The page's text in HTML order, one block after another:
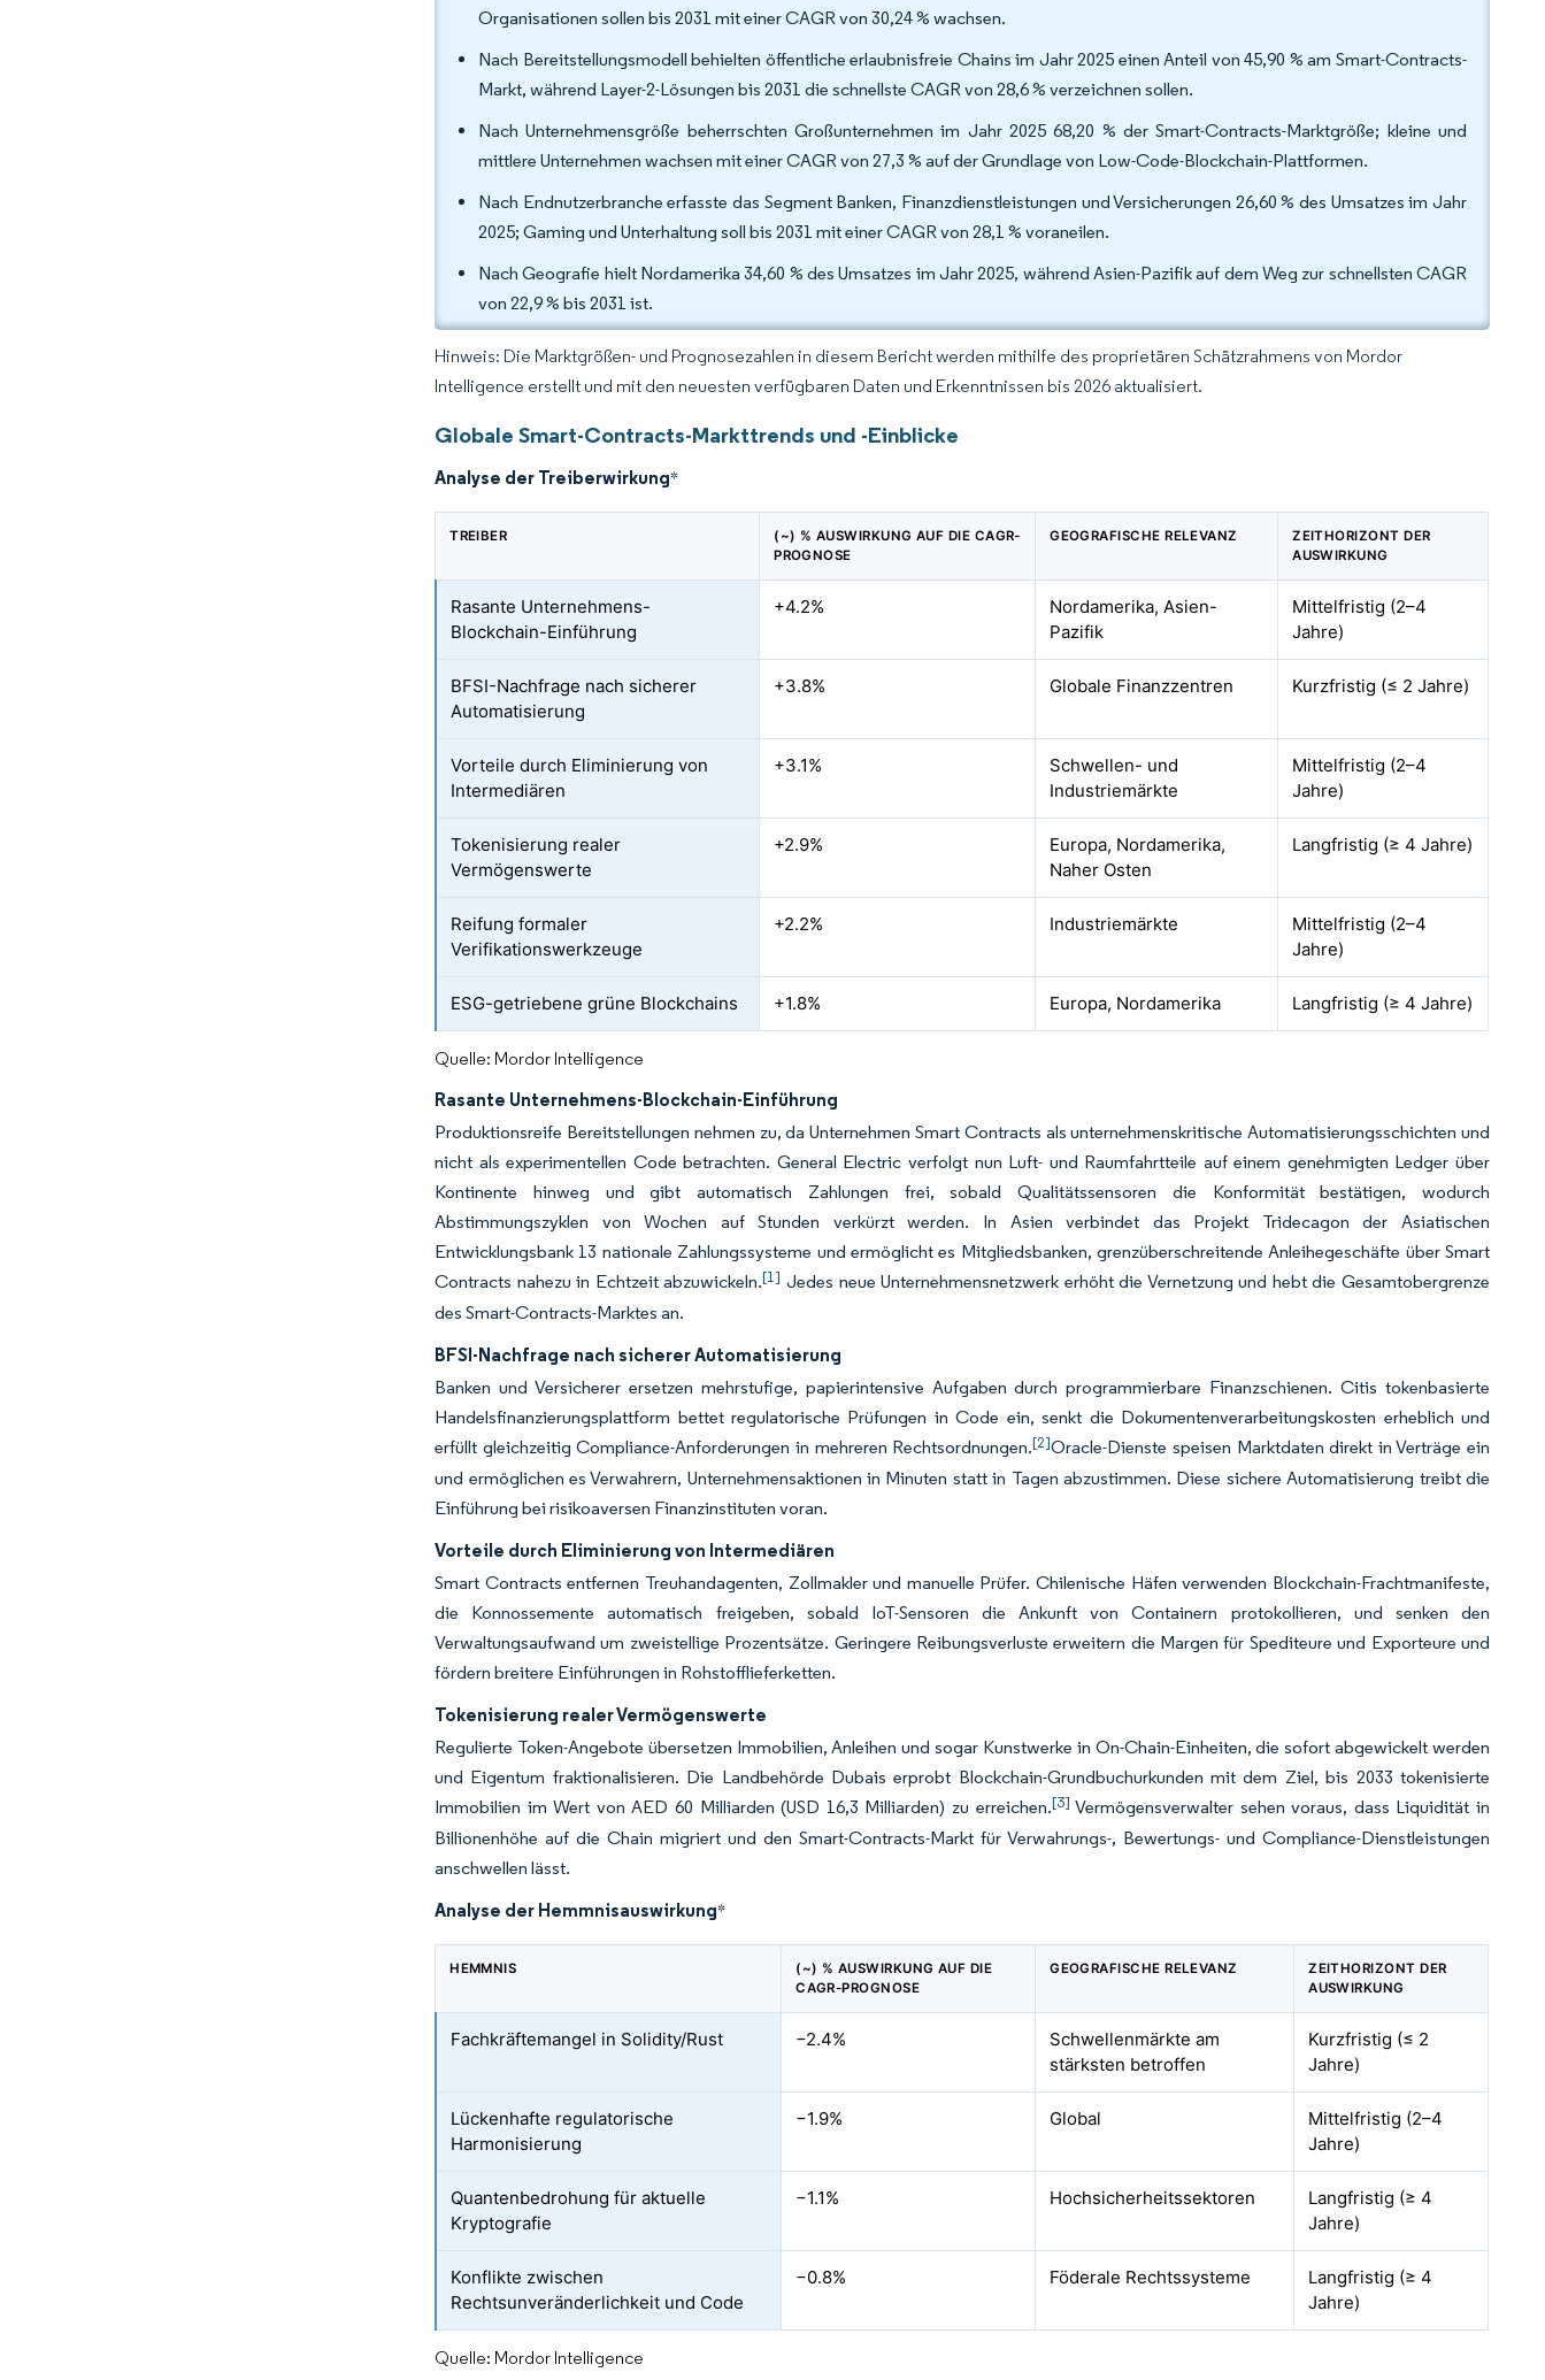
Organisationen sollen bis 2031 mit einer CAGR von 30,24 % wachsen.
Nach Bereitstellungsmodell behielten öffentliche erlaubnisfreie Chains im Jahr 2025 einen Anteil von 45,90 % am Smart-Contracts-
Markt, während Layer-2-Lösungen bis 2031 die schnellste CAGR von 28,6 % verzeichnen sollen.
Nach Unternehmensgröße beherrschten Großunternehmen im Jahr 2025 68,20 % der Smart-Contracts-Marktgröße; kleine und
mittlere Unternehmen wachsen mit einer CAGR von 27,3 % auf der Grundlage von Low-Code-Blockchain-Plattformen.
Nach Endnutzerbranche erfasste das Segment Banken, Finanzdienstleistungen und Versicherungen 26,60 % des Umsatzes im Jahr
2025; Gaming und Unterhaltung soll bis 2031 mit einer CAGR von 28,1 % voraneilen.
Nach Geografie hielt Nordamerika 34,60 % des Umsatzes im Jahr 2025, während Asien-Pazifik auf dem Weg zur schnellsten CAGR
von 22,9 % bis 2031 ist.
Hinweis: Die Marktgrößen- und Prognosezahlen in diesem Bericht werden mithilfe des proprietären Schätzrahmens von Mordor
Intelligence erstellt und mit den neuesten verfügbaren Daten und Erkenntnissen bis 2026 aktualisiert.
Globale Smart-Contracts-Markttrends und -Einblicke
Analyse der Treiberwirkung*
TREIBER
(~) % AUSWIRKUNG AUF DIE CAGR-
PROGNOSE
GEOGRAFISCHE RELEVANZ
ZEITHORIZONT DER
AUSWIRKUNG
Rasante Unternehmens-
Blockchain-Einführung
+4.2%
Nordamerika, Asien-
Pazifik
Mittelfristig (2–4
Jahre)
BFSI-Nachfrage nach sicherer
Automatisierung
+3.8% Globale Finanzzentren Kurzfristig (≤ 2 Jahre)
Vorteile durch Eliminierung von
Intermediären
+3.1%
Schwellen- und
Industriemärkte
Mittelfristig (2–4
Jahre)
Tokenisierung realer
Vermögenswerte
+2.9%
Europa, Nordamerika,
Naher Osten
Langfristig (≥ 4 Jahre)
Reifung formaler
Verifikationswerkzeuge
+2.2% Industriemärkte
Mittelfristig (2–4
Jahre)
ESG-getriebene grüne Blockchains +1.8% Europa, Nordamerika Langfristig (≥ 4 Jahre)
Quelle: Mordor Intelligence
Rasante Unternehmens-Blockchain-Einführung
Produktionsreife Bereitstellungen nehmen zu, da Unternehmen Smart Contracts als unternehmenskritische Automatisierungsschichten und
nicht als experimentellen Code betrachten. General Electric verfolgt nun Luft- und Raumfahrtteile auf einem genehmigten Ledger über
Kontinente hinweg und gibt automatisch Zahlungen frei, sobald Qualitätssensoren die Konformität bestätigen, wodurch
Abstimmungszyklen von Wochen auf Stunden verkürzt werden. In Asien verbindet das Projekt Tridecagon der Asiatischen
Entwicklungsbank 13 nationale Zahlungssysteme und ermöglicht es Mitgliedsbanken, grenzüberschreitende Anleihegeschäfte über Smart
Contracts nahezu in Echtzeit abzuwickeln.[1] Jedes neue Unternehmensnetzwerk erhöht die Vernetzung und hebt die Gesamtobergrenze
des Smart-Contracts-Marktes an.
BFSI-Nachfrage nach sicherer Automatisierung
Banken und Versicherer ersetzen mehrstufige, papierintensive Aufgaben durch programmierbare Finanzschienen. Citis tokenbasierte
Handelsfinanzierungsplattform bettet regulatorische Prüfungen in Code ein, senkt die Dokumentenverarbeitungskosten erheblich und
erfüllt gleichzeitig Compliance-Anforderungen in mehreren Rechtsordnungen.[2]Oracle-Dienste speisen Marktdaten direkt in Verträge ein
und ermöglichen es Verwahrern, Unternehmensaktionen in Minuten statt in Tagen abzustimmen. Diese sichere Automatisierung treibt die
Einführung bei risikoaversen Finanzinstituten voran.
Vorteile durch Eliminierung von Intermediären
Smart Contracts entfernen Treuhandagenten, Zollmakler und manuelle Prüfer. Chilenische Häfen verwenden Blockchain-Frachtmanifeste,
die Konnossemente automatisch freigeben, sobald IoT-Sensoren die Ankunft von Containern protokollieren, und senken den
Verwaltungsaufwand um zweistellige Prozentsätze. Geringere Reibungsverluste erweitern die Margen für Spediteure und Exporteure und
fördern breitere Einführungen in Rohstofflieferketten.
Tokenisierung realer Vermögenswerte
Regulierte Token-Angebote übersetzen Immobilien, Anleihen und sogar Kunstwerke in On-Chain-Einheiten, die sofort abgewickelt werden
und Eigentum fraktionalisieren. Die Landbehörde Dubais erprobt Blockchain-Grundbuchurkunden mit dem Ziel, bis 2033 tokenisierte
Immobilien im Wert von AED 60 Milliarden (USD 16,3 Milliarden) zu erreichen.[3] Vermögensverwalter sehen voraus, dass Liquidität in
Billionenhöhe auf die Chain migriert und den Smart-Contracts-Markt für Verwahrungs-, Bewertungs- und Compliance-Dienstleistungen
anschwellen lässt.
Analyse der Hemmnisauswirkung*
HEMMNIS
(~) % AUSWIRKUNG AUF DIE
CAGR-PROGNOSE
GEOGRAFISCHE RELEVANZ
ZEITHORIZONT DER
AUSWIRKUNG
Fachkräftemangel in Solidity/Rust −2.4%
Schwellenmärkte am
stärksten betroffen
Kurzfristig (≤ 2
Jahre)
Lückenhafte regulatorische
Harmonisierung
−1.9% Global
Mittelfristig (2–4
Jahre)
Quantenbedrohung für aktuelle
Kryptografie
−1.1% Hochsicherheitssektoren
Langfristig (≥ 4
Jahre)
Konflikte zwischen
Rechtsunveränderlichkeit und Code
−0.8% Föderale Rechtssysteme
Langfristig (≥ 4
Jahre)
Quelle: Mordor Intelligence